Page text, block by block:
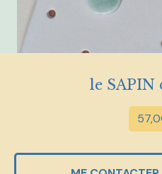
le SAPIN